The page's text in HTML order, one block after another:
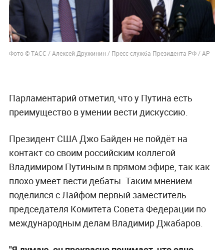
Фото © ТАСС / Алексей Дружинин / Пресс-служба Президента РФ / AP
Парламентарий отметил, что у Путина есть
преимущество в умении вести дискуссию.
Президент США Джо Байден не пойдёт на
контакт со своим российским коллегой
Владимиром Путиным в прямом эфире, так как
плохо умеет вести дебаты. Таким мнением
поделился с Лайфом первый заместитель
председателя Комитета Совета Федерации по
международным делам Владимир Джабаров.